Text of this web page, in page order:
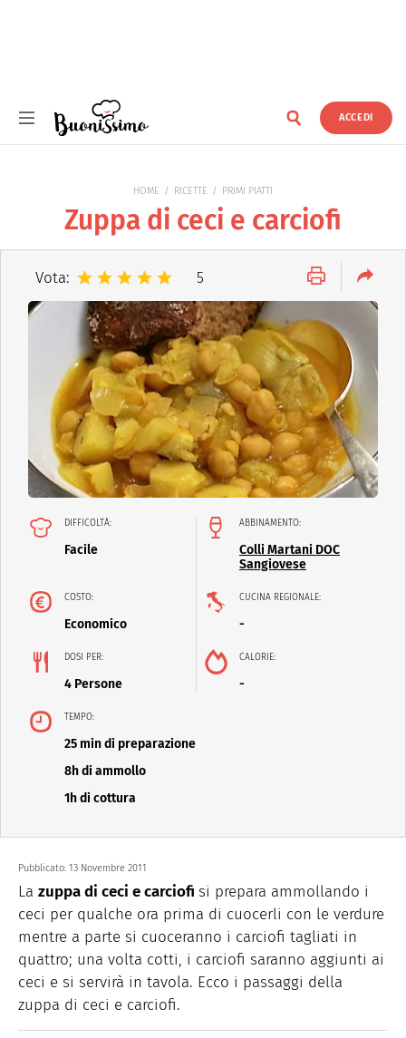
ACCEDI
HOME RICETTE PRIMI PIATTI
Zuppa di ceci e carciofi
Vota: 5
DIFFICOLTÀ:
Facile
ABBINAMENTO:
Colli Martani DOC
Sangiovese
COSTO:
Economico
CUCINA REGIONALE:
-
DOSI PER:
4 Persone
CALORIE:
-
TEMPO:
25 min di preparazione
8h di ammollo
1h di cottura
Pubblicato: 13 Novembre 2011
La zuppa di ceci e carciofi si prepara ammollando i
ceci per qualche ora prima di cuocerli con le verdure
mentre a parte si cuoceranno i carciofi tagliati in
quattro; una volta cotti, i carciofi saranno aggiunti ai
ceci e si servirà in tavola. Ecco i passaggi della
zuppa di ceci e carciofi.